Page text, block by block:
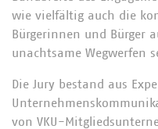
wie vielfältig auch die
Bürgerinnen und Bürger
unachtsame Wegwerfen
Die Jury bestand aus
von VKU-